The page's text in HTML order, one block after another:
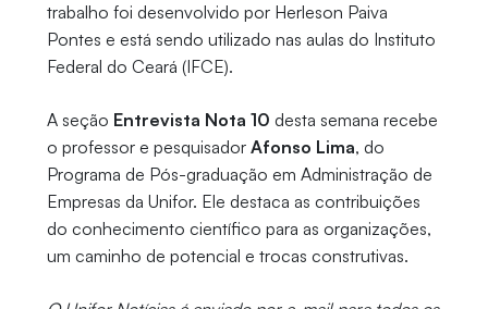
trabalho foi desenvolvido por Herleson Paiva
Pontes e está sendo utilizado nas aulas do Instituto
Federal do Ceará (IFCE).
A seção Entrevista Nota 10 desta semana recebe
o professor e pesquisador Afonso Lima, do
Programa de Pós-graduação em Administração de
Empresas da Unifor. Ele destaca as contribuições
do conhecimento científico para as organizações,
um caminho de potencial e trocas construtivas.